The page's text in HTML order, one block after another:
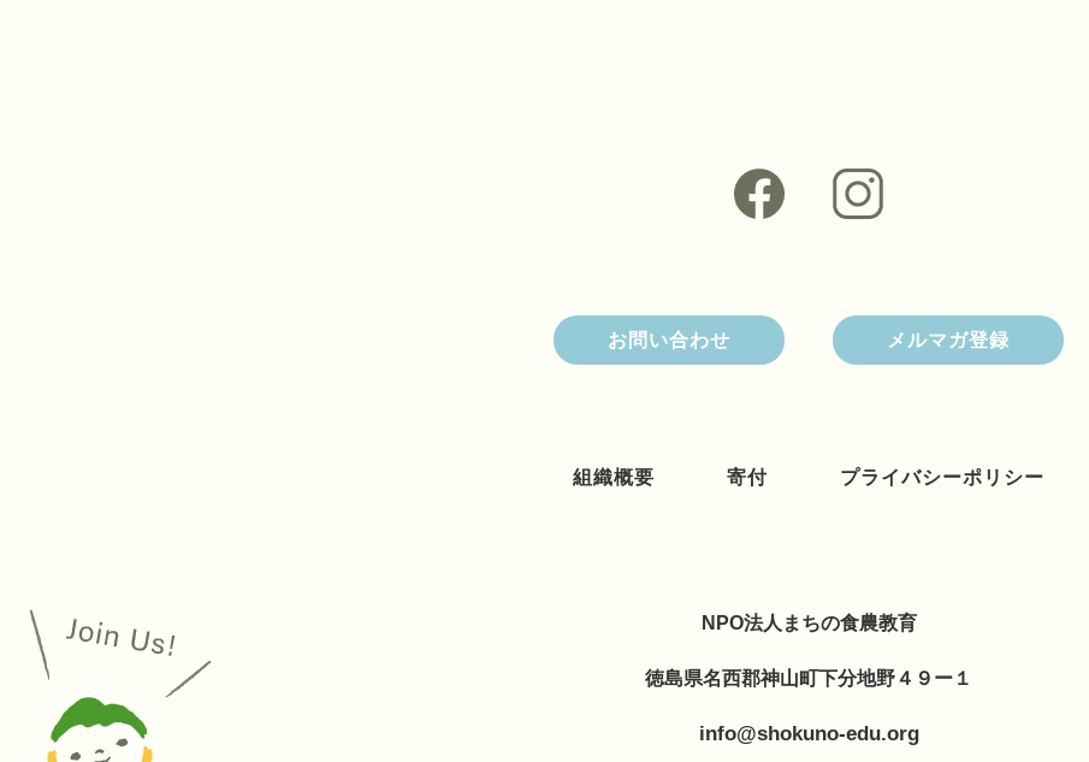
お問い合わせ メルマガ登録
組織概要 寄付 プライバシーポリシー
NPO法人まちの食農教育
徳島県名西郡神山町下分地野４９ー１
info@shokuno-edu.org